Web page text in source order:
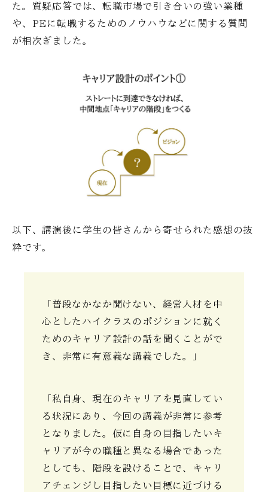
た。質疑応答では、転職市場で引き合いの強い業種
や、PEに転職するためのノウハウなどに関する質問
が相次ぎました。
以下、講演後に学生の皆さんから寄せられた感想の抜
粋です。
「普段なかなか聞けない、経営人材を中
心としたハイクラスのポジションに就く
ためのキャリア設計の話を聞くことがで
き、非常に有意義な講義でした。」
「私自身、現在のキャリアを見直してい
る状況にあり、今回の講義が非常に参考
となりました。仮に自身の目指したいキ
ャリアが今の職種と異なる場合であった
としても、階段を設けることで、キャリ
アチェンジし目指したい目標に近づける